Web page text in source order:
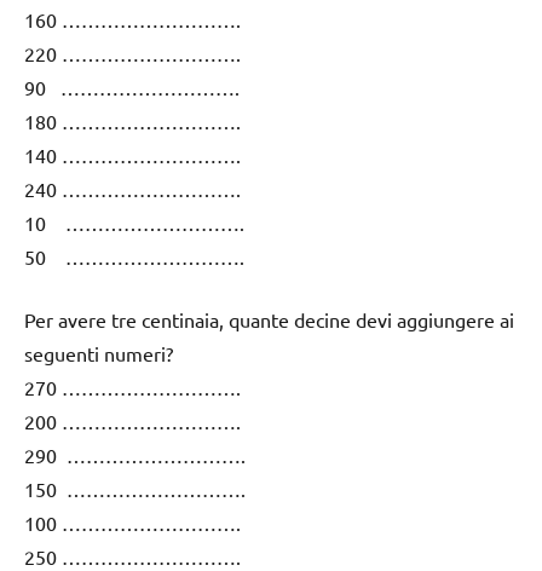
160 ……………………….
220 ……………………….
90 ……………………….
180 ……………………….
140 ……………………….
240 ……………………….
10 ……………………….
50 ……………………….
Per avere tre centinaia, quante decine devi aggiungere ai
seguenti numeri?
270 ……………………….
200 ……………………….
290 ……………………….
150 ……………………….
100 ……………………….
250 ……………………….